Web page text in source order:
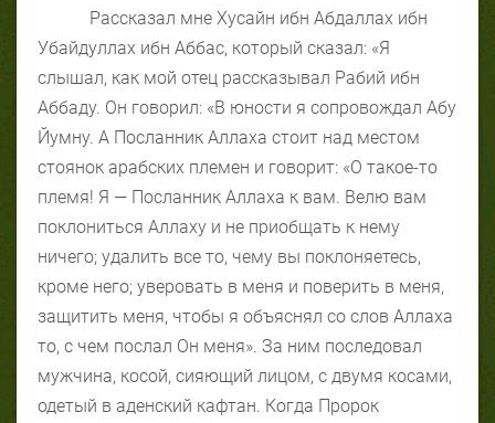
Рассказал мне Хусайн ибн Абдаллах ибн
Убайдуллах ибн Аббас, который сказал: «Я
слышал, как мой отец рассказывал Рабий ибн
Аббаду. Он говорил: «В юности я сопровождал Абу
Йумну. А Посланник Аллаха стоит над местом
стоянок арабских племен и говорит: «О такое-то
племя! Я — Посланник Аллаха к вам. Велю вам
поклониться Аллаху и не приобщать к нему
ничего; удалить все то, чему вы поклоняетесь,
кроме него; уверовать в меня и поверить в меня,
защитить меня, чтобы я объяснял со слов Аллаха
то, с чем послал Он меня». За ним последовал
мужчина, косой, сияющий лицом, с двумя косами,
одетый в аденский кафтан. Когда Пророк